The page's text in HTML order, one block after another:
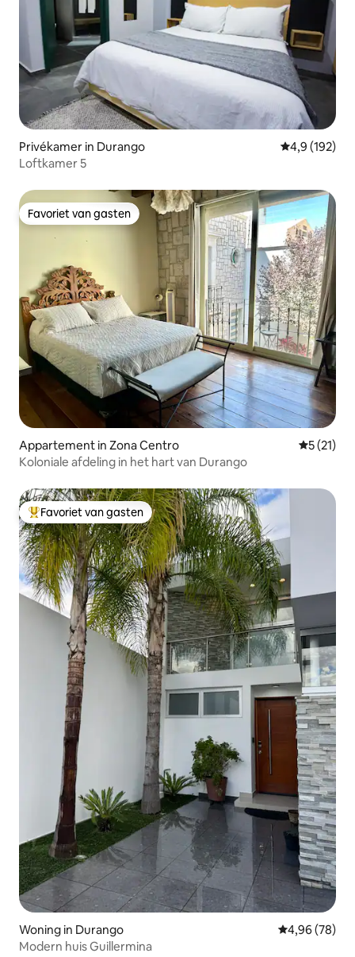
Privékamer in Durango Gemiddelde
4,9 (192)
Loftkamer 5
Favoriet van gasten
Favoriet van gasten
Appartement in Zona Centro
5 (21)
Koloniale afdeling in het hart van Durango
Topfavoriet van gasten
Favoriet van gasten
Woning in Durango Gemiddelde
4,96 (78)
Modern huis Guillermina